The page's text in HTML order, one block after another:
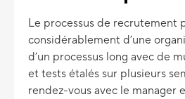
Le processus de recrutement
considérablement d’une
d’un processus long avec de
et tests étalés sur plusieurs
rendez-vous avec le manager